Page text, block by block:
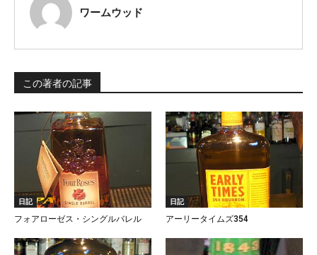
ワームウッド
この著者の記事
日記
フォアローゼス・シングルバレル
日記
アーリータイムズ354